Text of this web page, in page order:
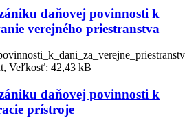
daňovej povinnosti k
verejného priestranstva
Veľkosť: 42,43 kB
daňovej povinnosti k
prístroje